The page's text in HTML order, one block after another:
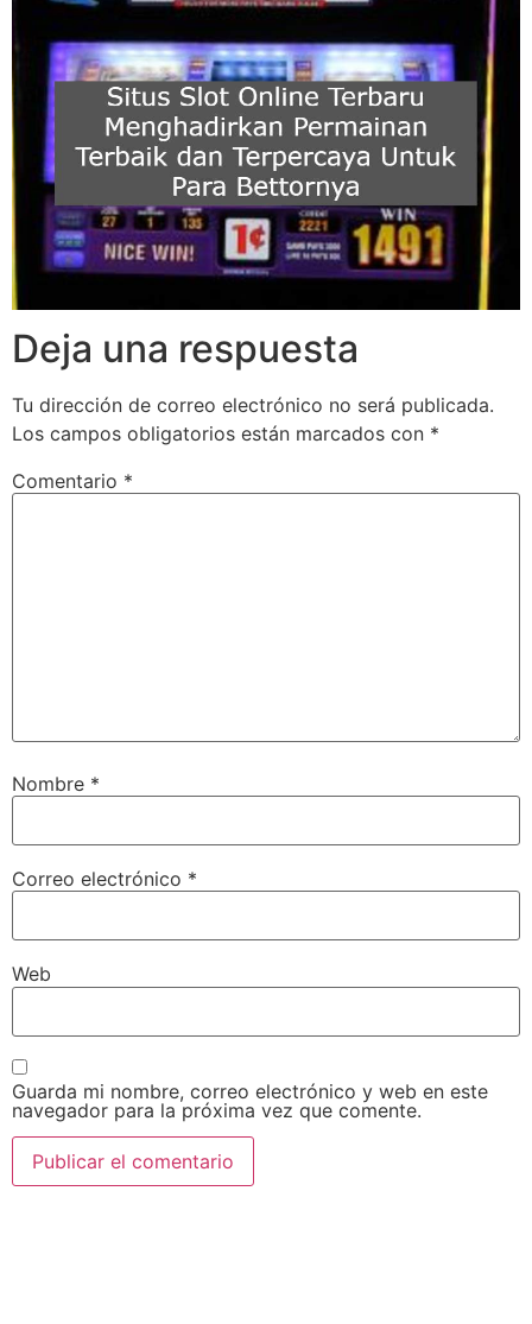
Deja una respuesta
Tu dirección de correo electrónico no será publicada.
Los campos obligatorios están marcados con *
Comentario *
Nombre *
Correo electrónico *
Web
Guarda mi nombre, correo electrónico y web en este
navegador para la próxima vez que comente.